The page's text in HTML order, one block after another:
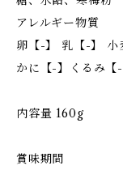
アレルギー物質
卵【-】 乳【-】 小
かに【-】くるみ【-
内容量 160g
賞味期間